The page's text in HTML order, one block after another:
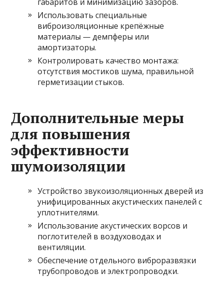
Использовать специальные
виброизоляционные крепёжные
материалы — демпферы или
амортизаторы.
Контролировать качество монтажа:
отсутствия мостиков шума, правильной
герметизации стыков.
Дополнительные меры
для повышения
эффективности
шумоизоляции
Устройство звукоизоляционных дверей из
унифицированных акустических панелей с
уплотнителями.
Использование акустических ворсов и
поглотителей в воздуховодах и
вентиляции.
Обеспечение отдельного виброразвязки
трубопроводов и электропроводки.